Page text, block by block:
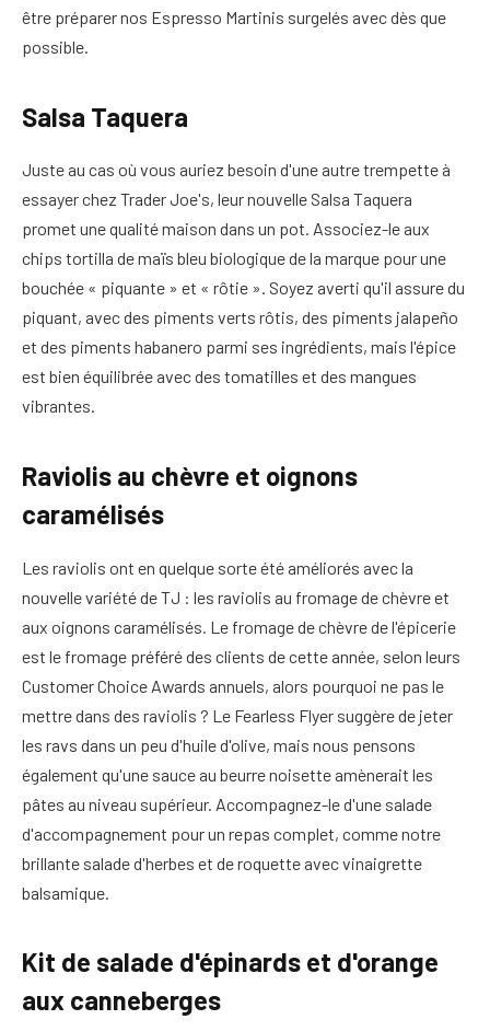
être préparer nos Espresso Martinis surgelés avec dès que
possible.
Salsa Taquera
Juste au cas où vous auriez besoin d'une autre trempette à
essayer chez Trader Joe's, leur nouvelle Salsa Taquera
promet une qualité maison dans un pot. Associez-le aux
chips tortilla de maïs bleu biologique de la marque pour une
bouchée « piquante » et « rôtie ». Soyez averti qu'il assure du
piquant, avec des piments verts rôtis, des piments jalapeño
et des piments habanero parmi ses ingrédients, mais l'épice
est bien équilibrée avec des tomatilles et des mangues
vibrantes.
Raviolis au chèvre et oignons
caramélisés
Les raviolis ont en quelque sorte été améliorés avec la
nouvelle variété de TJ : les raviolis au fromage de chèvre et
aux oignons caramélisés. Le fromage de chèvre de l'épicerie
est le fromage préféré des clients de cette année, selon leurs
Customer Choice Awards annuels, alors pourquoi ne pas le
mettre dans des raviolis ? Le Fearless Flyer suggère de jeter
les ravs dans un peu d'huile d'olive, mais nous pensons
également qu'une sauce au beurre noisette amènerait les
pâtes au niveau supérieur. Accompagnez-le d'une salade
d'accompagnement pour un repas complet, comme notre
brillante salade d'herbes et de roquette avec vinaigrette
balsamique.
Kit de salade d'épinards et d'orange
aux canneberges